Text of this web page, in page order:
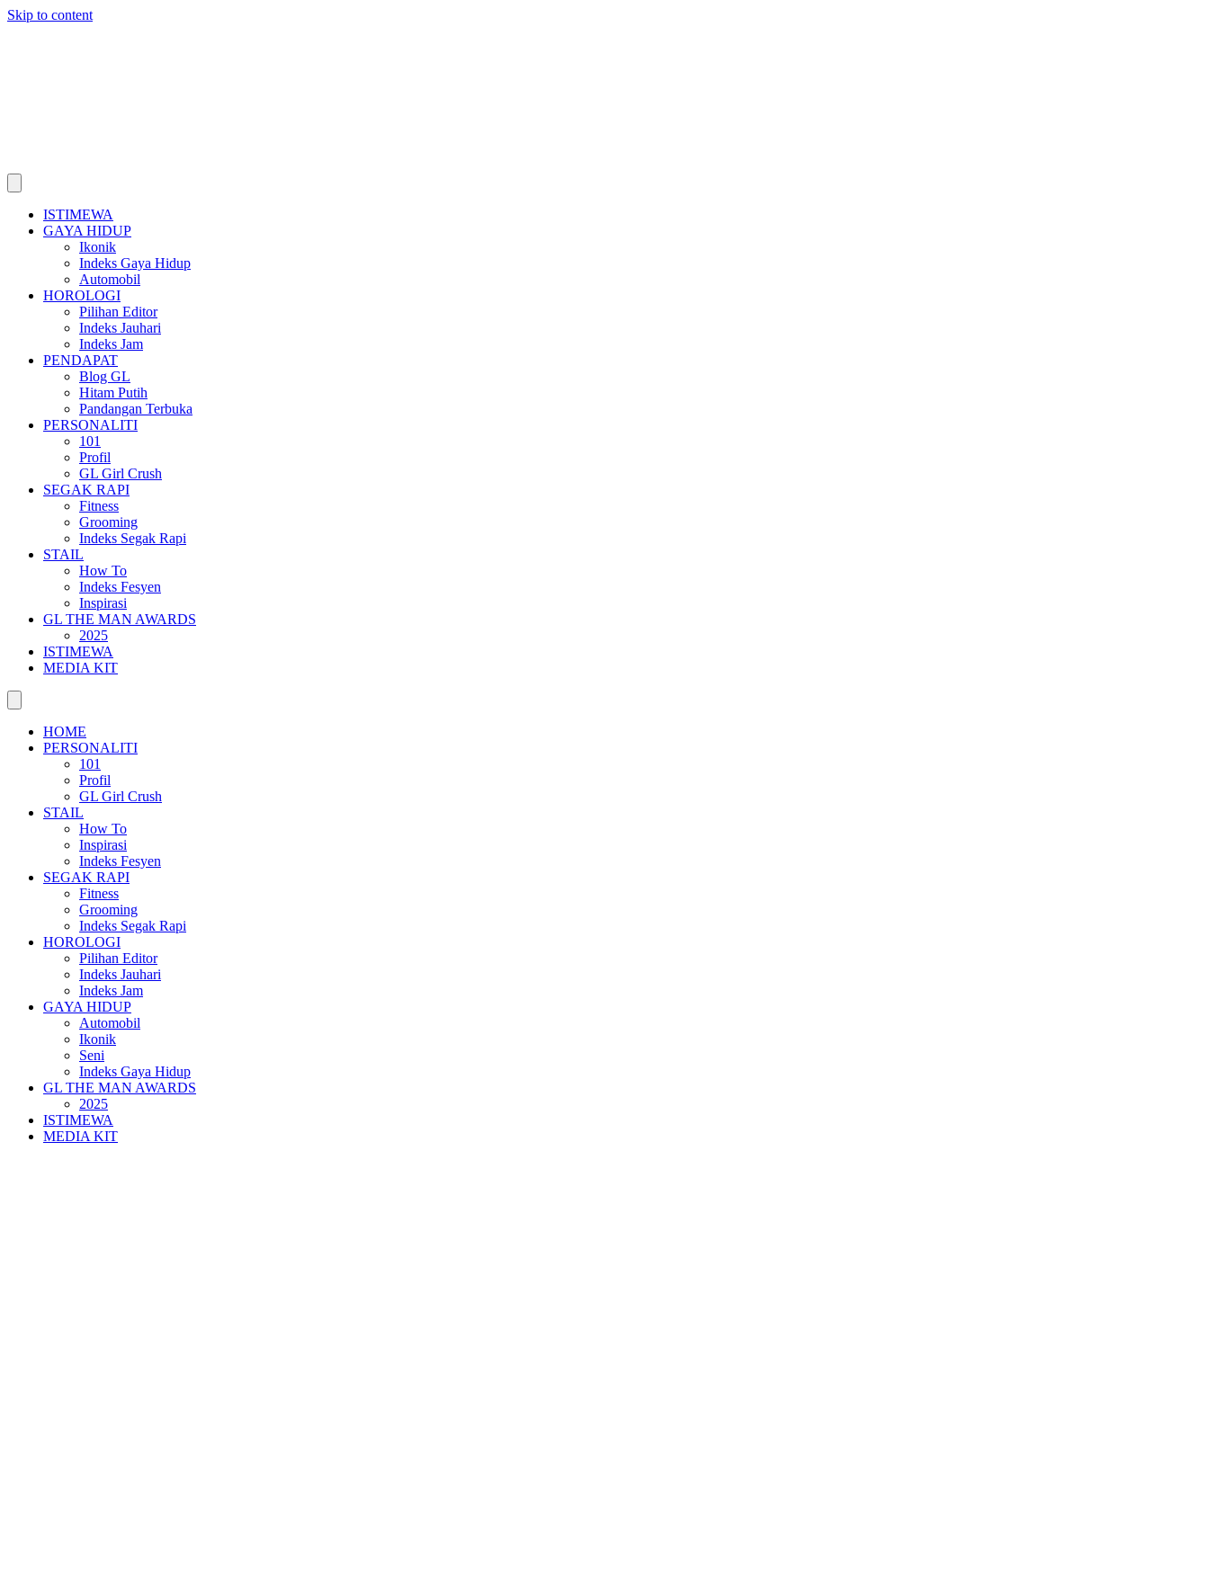
Skip to content
ISTIMEWA
GAYA HIDUP
Ikonik
Indeks Gaya Hidup
Automobil
HOROLOGI
Pilihan Editor
Indeks Jauhari
Indeks Jam
PENDAPAT
Blog GL
Hitam Putih
Pandangan Terbuka
PERSONALITI
101
Profil
GL Girl Crush
SEGAK RAPI
Fitness
Grooming
Indeks Segak Rapi
STAIL
How To
Indeks Fesyen
Inspirasi
GL THE MAN AWARDS
2025
ISTIMEWA
MEDIA KIT
HOME
PERSONALITI
101
Profil
GL Girl Crush
STAIL
How To
Inspirasi
Indeks Fesyen
SEGAK RAPI
Fitness
Grooming
Indeks Segak Rapi
HOROLOGI
Pilihan Editor
Indeks Jauhari
Indeks Jam
GAYA HIDUP
Automobil
Ikonik
Seni
Indeks Gaya Hidup
GL THE MAN AWARDS
2025
ISTIMEWA
MEDIA KIT